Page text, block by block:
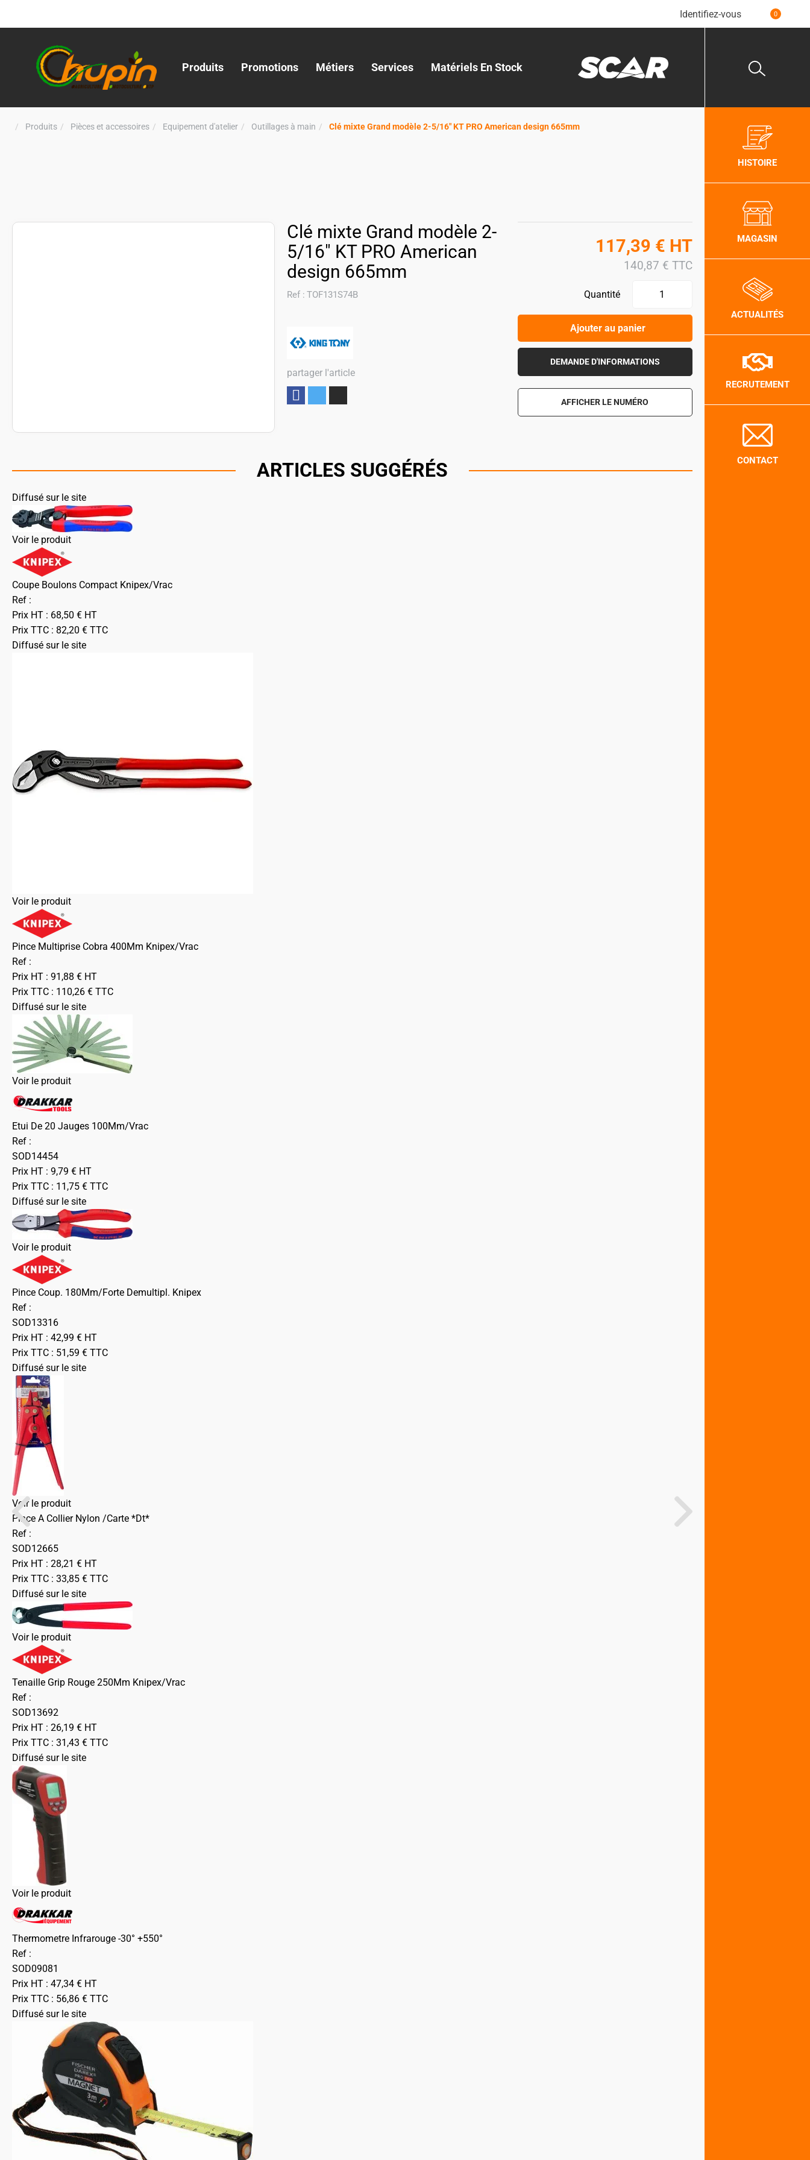
Identifiez-vous 0
Produits Promotions Métiers Services Matériels En Stock
Produits Pièces et accessoires Equipement d'atelier Outillages à main Clé mixte Grand modèle 2-5/16" KT PRO American design 665mm
Clé mixte Grand modèle 2-
5/16" KT PRO American
design 665mm
Ref : TOF131S74B
partager l'article
117,39 € HT
140,87 € TTC
Quantité
Ajouter au panier
DEMANDE D'INFORMATIONS
AFFICHER LE NUMÉRO
ARTICLES SUGGÉRÉS
Diffusé sur le site
Voir le produit
Coupe Boulons Compact Knipex/Vrac
Ref :
Prix HT : 68,50 € HT
Prix TTC : 82,20 € TTC
Diffusé sur le site
Voir le produit
Pince Multiprise Cobra 400Mm Knipex/Vrac
Ref :
Prix HT : 91,88 € HT
Prix TTC : 110,26 € TTC
Diffusé sur le site
Voir le produit
Etui De 20 Jauges 100Mm/Vrac
Ref :
SOD14454
Prix HT : 9,79 € HT
Prix TTC : 11,75 € TTC
Diffusé sur le site
Voir le produit
Pince Coup. 180Mm/Forte Demultipl. Knipex
Ref :
SOD13316
Prix HT : 42,99 € HT
Prix TTC : 51,59 € TTC
Diffusé sur le site
Voir le produit
Pince A Collier Nylon /Carte *Dt*
Ref :
SOD12665
Prix HT : 28,21 € HT
Prix TTC : 33,85 € TTC
Diffusé sur le site
Voir le produit
Tenaille Grip Rouge 250Mm Knipex/Vrac
Ref :
SOD13692
Prix HT : 26,19 € HT
Prix TTC : 31,43 € TTC
Diffusé sur le site
Voir le produit
Thermometre Infrarouge -30° +550°
Ref :
SOD09081
Prix HT : 47,34 € HT
Prix TTC : 56,86 € TTC
Diffusé sur le site
HISTOIRE
MAGASIN
ACTUALITÉS
RECRUTEMENT
CONTACT